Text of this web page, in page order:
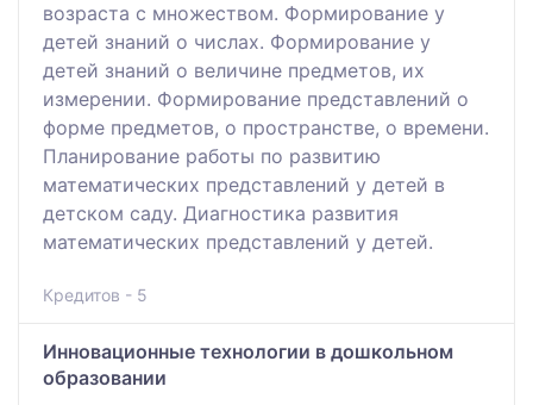
возраста с множеством. Формирование у
детей знаний о числах. Формирование у
детей знаний о величине предметов, их
измерении. Формирование представлений о
форме предметов, о пространстве, о времени.
Планирование работы по развитию
математических представлений у детей в
детском саду. Диагностика развития
математических представлений у детей.
Кредитов - 5
Инновационные технологии в дошкольном
образовании